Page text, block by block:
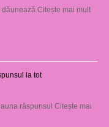
Citește mai mult
la tot
răspunsul Citește mai